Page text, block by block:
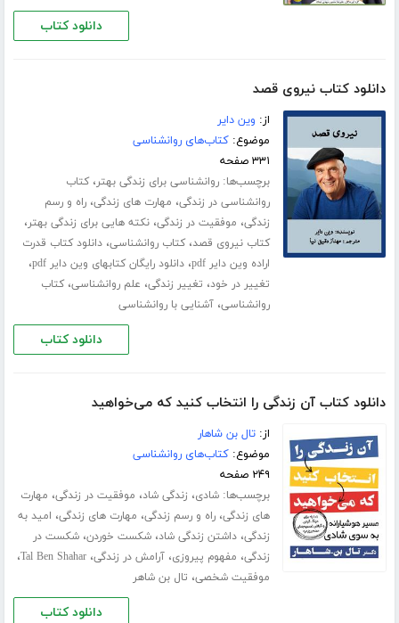
دانلود کتاب
دانلود کتاب نیروی قصد
از: وین دایر
موضوع:کتاب‌های روانشناسی
۳۳۱ صفحه
برچسب‌ها:روانشناسی برای زندگی بهتر،کتاب
روانشناسی در زندگی، مهارت های زندگی،راه و رسم
زندگی، موفقیت در زندگی،نکته هایی برای زندگی بهتر،
کتاب نیروی قصد،کتاب روانشناسی،دانلود کتاب قدرت
اراده وین دایر pdf
،دانلود رایگان کتابهای وین دایر pdf ،
تغییر در خود، تغییر زندگی، علم روانشناسی،کتاب
روانشناسی،آشنایی با روانشناسی
دانلود کتاب
دانلود کتاب آن زندگی را انتخاب کنید که می‌خواهید
از:تال بن شاهار
موضوع:کتاب‌های روانشناسی
۲۴۹ صفحه
برچسب‌ها:شادی، زندگی شاد، موفقیت در زندگی، مهارت
های زندگی،راه و رسم زندگی، مهارت های زندگی، امید به
زندگی،داشتن زندگی شاد،شکست خوردن،شکست در
زندگی، مفهوم پیروزی،آرامش در زندگی،Tal Ben Shahar،
موفقیت شخصی، تال بن شاهر
دانلود کتاب